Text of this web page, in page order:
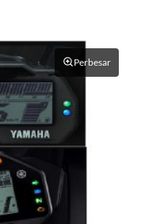
Perbesar